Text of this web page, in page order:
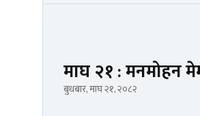
माघ २१ : मनमोहन
बुधबार, माघ २१, २०८२